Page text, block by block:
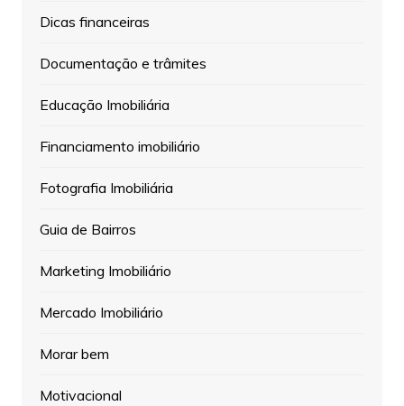
Dicas financeiras
Documentação e trâmites
Educação Imobiliária
Financiamento imobiliário
Fotografia Imobiliária
Guia de Bairros
Marketing Imobiliário
Mercado Imobiliário
Morar bem
Motivacional